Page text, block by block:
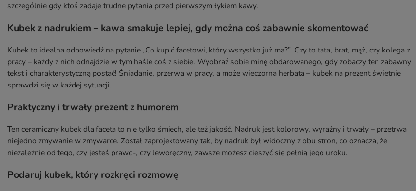
szczególnie gdy ktoś zadaje trudne pytania przed pierwszym łykiem kawy.
Kubek z nadrukiem – kawa smakuje lepiej, gdy można coś zabawnie skomentować
Kubek to idealna odpowiedź na pytanie „Co kupić facetowi, który wszystko już ma?”. Czy to tata, brat, mąż, czy kolega z
pracy – każdy z nich odnajdzie w tym haśle coś z siebie. Wyobraź sobie minę obdarowanego, gdy zobaczy ten zabawny
tekst i charakterystyczną postać! Śniadanie, przerwa w pracy, a może wieczorna herbata – kubek na prezent świetnie
sprawdzi się w każdej sytuacji.
Praktyczny i trwały prezent z humorem
Ten ceramiczny kubek dla faceta to nie tylko śmiech, ale też jakość. Nadruk jest kolorowy, wyraźny i trwały – przetrwa
niejedno zmywanie w zmywarce. Został zaprojektowany tak, by nadruk był widoczny z obu stron, co oznacza, że
niezależnie od tego, czy jesteś prawo-, czy leworęczny, zawsze możesz cieszyć się pełnią jego uroku.
Podaruj kubek, który rozkręci rozmowę